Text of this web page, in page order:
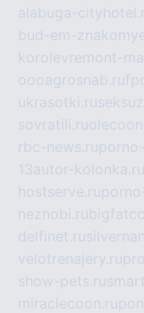
alabuga-
bud-em-
korolevremont-
oooagrosnab.ru
ukrasotki.ru
sovratili.ru
rbc-news.ru
13autor-kolonka.ru
hostserve.ru
neznobi.ru
delfinet.ru
velotrenajery.ru
show-pets.ru
miraclecoon.ru